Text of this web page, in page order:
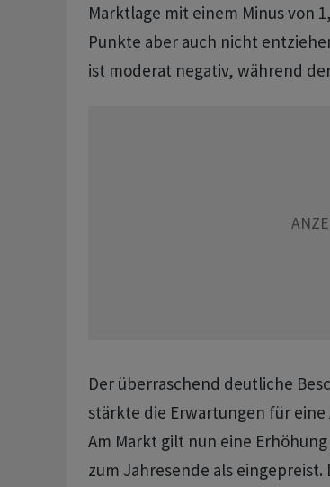
Marktlage mit einem Minus von
Punkte aber auch nicht
ist moderat negativ, während
Der überraschend deutliche
stärkte die Erwartungen für
Am Markt gilt nun eine
zum Jahresende als